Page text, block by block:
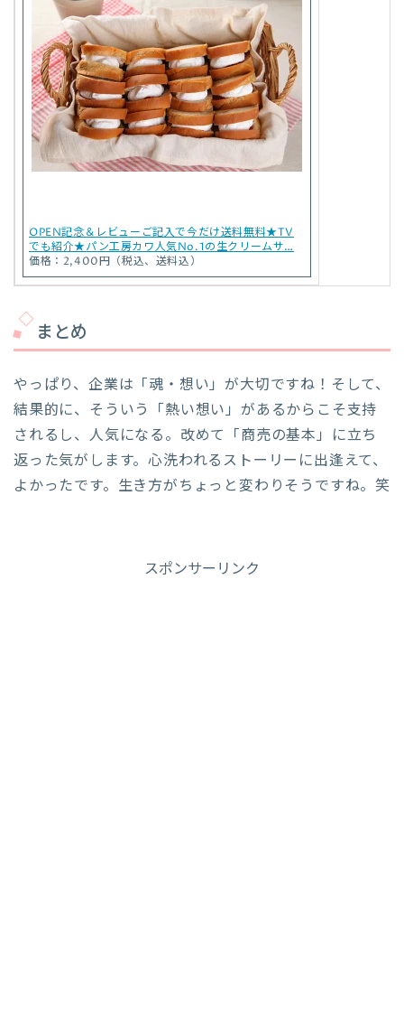
OPEN記念＆レビューご記入で今だけ送料無料★TV
でも紹介★パン工房カワ人気No.1の生クリームサ…
価格：2,400円（税込、送料込）
まとめ
やっぱり、企業は「魂・想い」が大切ですね！そして、
結果的に、そういう「熱い想い」があるからこそ支持
されるし、人気になる。改めて「商売の基本」に立ち
返った気がします。心洗われるストーリーに出逢えて、
よかったです。生き方がちょっと変わりそうですね。笑
スポンサーリンク